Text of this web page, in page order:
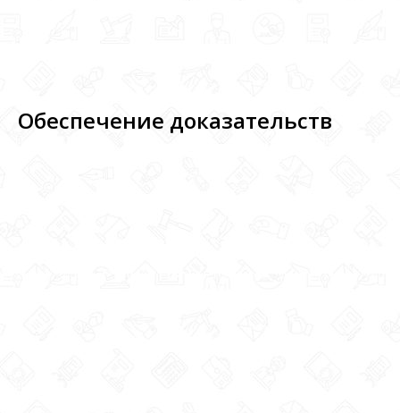
Обеспечение доказательств